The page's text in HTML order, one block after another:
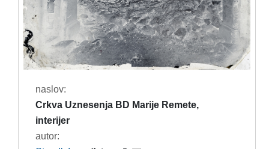
naslov:
Crkva Uznesenja BD Marije Remete,
interijer
autor: